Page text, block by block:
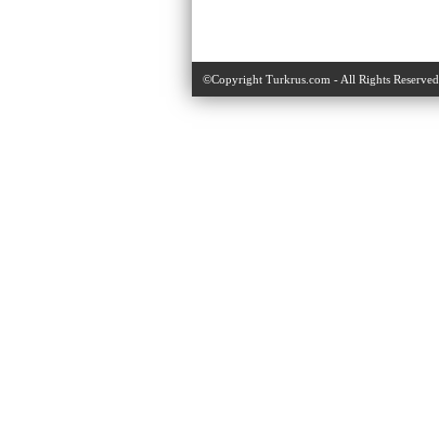
©Copyright Turkrus.com - All Rights Reserved